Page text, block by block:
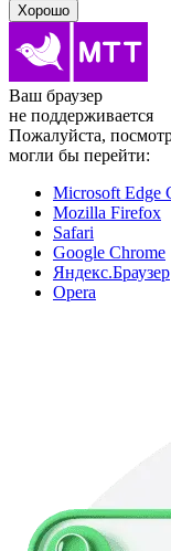
Хорошо
Ваш браузер
не поддерживается
Пожалуйста,
могли бы перейти:
Microsoft Edge
Mozilla Firefox
Safari
Google Chrome
Яндекс.Браузер
Opera